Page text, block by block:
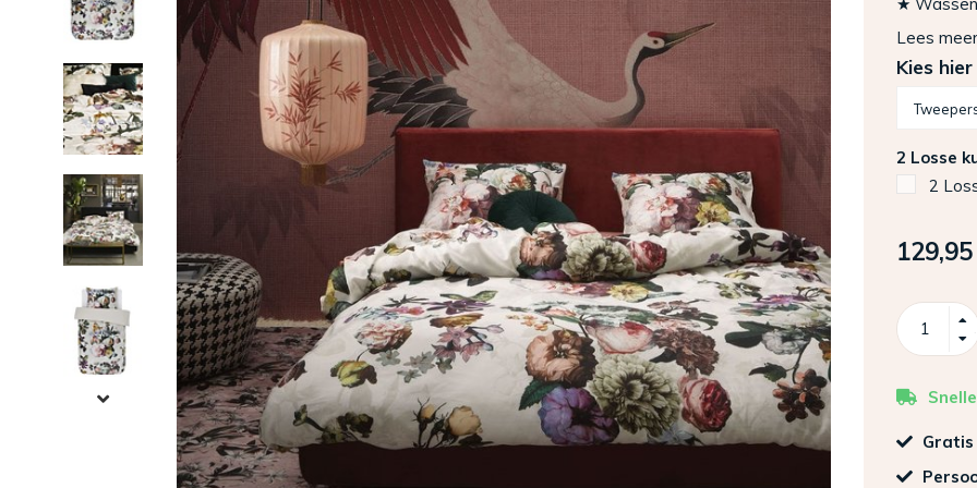
Lees meer
Kies
2 Losse
2
129,95
Gratis